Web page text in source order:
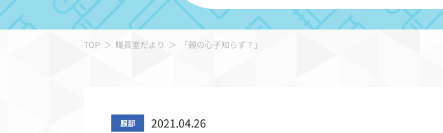
竹進の特長 デジタルツールの導入
校舎のご案内 お知らせ
TOP 職員室だより 「親の心子知らず？」
服部 2021.04.26